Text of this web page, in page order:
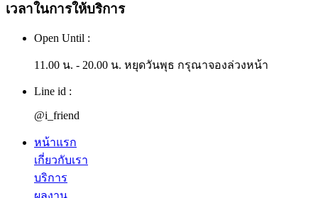
เวลาในการให้บริการ
Open Until :
11.00 น. - 20.00 น. หยุดวันพุธ กรุณาจองล่วงหน้า
Line id :
@i_friend
หน้าแรก
เกี่ยวกับเรา
บริการ